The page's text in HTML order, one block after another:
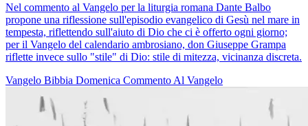
Nel commento al Vangelo per la liturgia romana Dante Balbo
propone una riflessione sull'episodio evangelico di Gesù nel mare in
tempesta, riflettendo sull'aiuto di Dio che ci è offerto ogni giorno;
per il Vangelo del calendario ambrosiano, don Giuseppe Grampa
riflette invece sullo "stile" di Dio: stile di mitezza, vicinanza discreta.
Vangelo Bibbia Domenica Commento Al Vangelo